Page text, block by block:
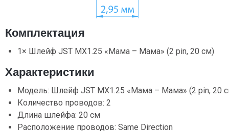
Комплектация
1× Шлейф JST MX1.25 «Мама – Мама» (2 pin, 20 см)
Характеристики
Модель: Шлейф JST MX1.25 «Мама – Мама» (2 pin, 20
Количество проводов: 2
Длина шлейфа: 20 см
Расположение проводов: Same Direction